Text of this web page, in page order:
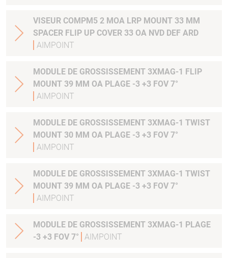
VISEUR COMPM5 2 MOA LRP MOUNT 33 MM
SPACER FLIP UP COVER 33 OA NVD DEF ARD
AIMPOINT
MODULE DE GROSSISSEMENT 3XMAG-1 FLIP
MOUNT 39 MM OA PLAGE -3 +3 FOV 7°
AIMPOINT
MODULE DE GROSSISSEMENT 3XMAG-1 TWIST
MOUNT 30 MM OA PLAGE -3 +3 FOV 7°
AIMPOINT
MODULE DE GROSSISSEMENT 3XMAG-1 TWIST
MOUNT 39 MM OA PLAGE -3 +3 FOV 7°
AIMPOINT
MODULE DE GROSSISSEMENT 3XMAG-1 PLAGE
-3 +3 FOV 7°
AIMPOINT